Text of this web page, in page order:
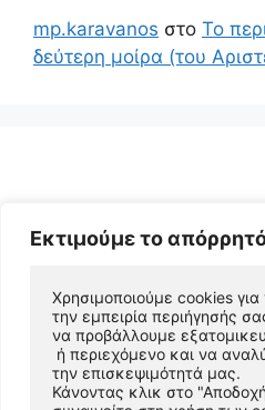
Εκτιμούμε το
Χρησιμοποιούμε cookies
την εμπειρία περιήγησής
να προβάλλουμε
ή περιεχόμενο και να
την επισκεψιμότητά μας.
Κάνοντας κλικ στο
mp.karavanos στο Το
δεύτερη μοίρα (του
© 2026 Αριστείδης
• Φτιαγμένο με